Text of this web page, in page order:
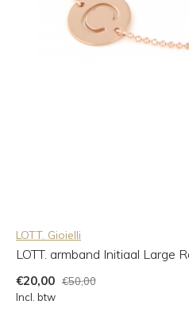
LOTT. Gioielli
LOTT. armband Initiaal Large
€20,00 €50,00
Incl. btw